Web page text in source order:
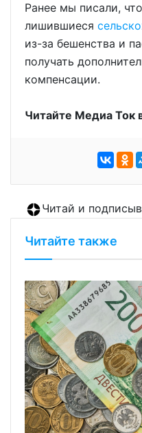
Ранее мы писали,
лишившиеся
из-за бешенства и
получать
компенсации.
Читайте Медиа Ток
Читай и
Читайте также